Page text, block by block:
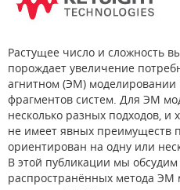
Растущее число и сложность
порождает увеличение
агнитном (ЭМ) моделировании
фрагментов систем. Для ЭМ
несколько разных подходов, и
не имеет явных преимуществ
ориентирован на одну или
В этой публикации мы
распространённых метода ЭМ